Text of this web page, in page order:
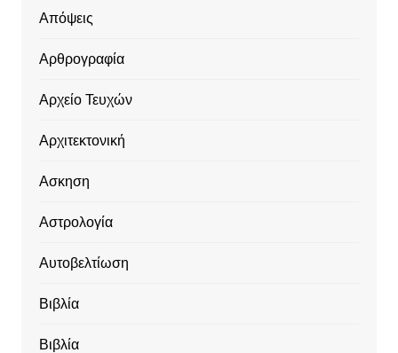
Απόψεις
Αρθρογραφία
Αρχείο Τευχών
Αρχιτεκτονική
Ασκηση
Αστρολογία
Αυτοβελτίωση
Βιβλία
Βιβλία